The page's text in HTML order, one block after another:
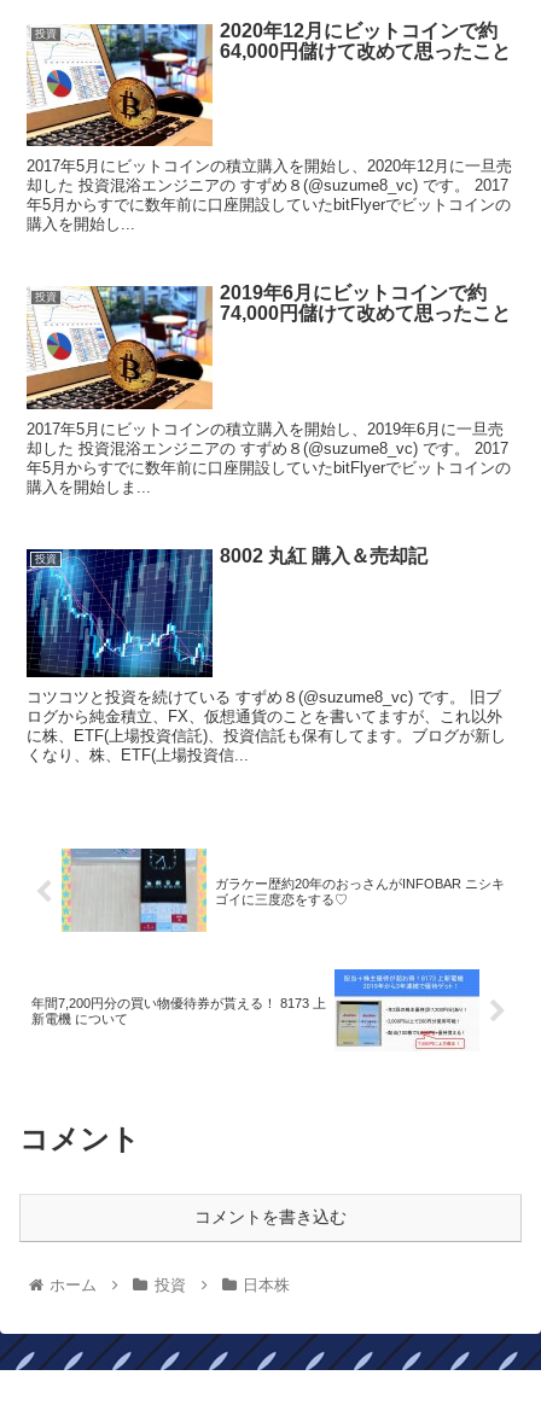
投資
2020年12月にビットコインで約
64,000円儲けて改めて思ったこと
2017年5月にビットコインの積立購入を開始し、2020年12月に一旦売
却した 投資混浴エンジニアの すずめ８(@suzume8_vc) です。 2017
年5月からすでに数年前に口座開設していたbitFlyerでビットコインの
購入を開始し...
投資
2019年6月にビットコインで約
74,000円儲けて改めて思ったこと
2017年5月にビットコインの積立購入を開始し、2019年6月に一旦売
却した 投資混浴エンジニアの すずめ８(@suzume8_vc) です。 2017
年5月からすでに数年前に口座開設していたbitFlyerでビットコインの
購入を開始しま...
投資 8002 丸紅 購入＆売却記
コツコツと投資を続けている すずめ８(@suzume8_vc) です。 旧ブ
ログから純金積立、FX、仮想通貨のことを書いてますが、これ以外
に株、ETF(上場投資信託)、投資信託も保有してます。ブログが新し
くなり、株、ETF(上場投資信...
ガラケー歴約20年のおっさんがINFOBAR ニシキ
ゴイに三度恋をする♡
年間7,200円分の買い物優待券が貰える！ 8173 上
新電機 について
コメント
コメントを書き込む
ホーム 投資 日本株